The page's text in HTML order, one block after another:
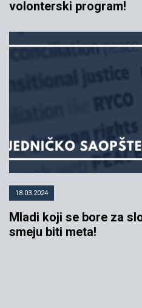
volonterski program!
18.03.2024
Mladi koji se bore za
smeju biti meta!